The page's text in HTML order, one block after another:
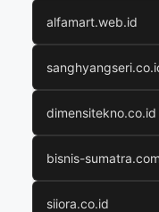
alfamart.web.id
dimensitekno.co.id
bisnis-sumatra.com
siiora.co.id